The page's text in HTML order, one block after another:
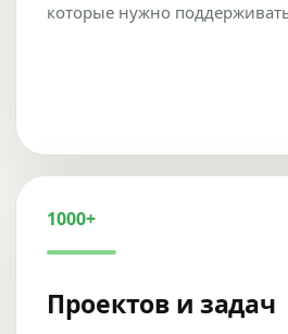
которые нужно
1000+
Проектов и задач